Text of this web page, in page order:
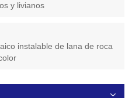
y livianos
instalable de lana de roca